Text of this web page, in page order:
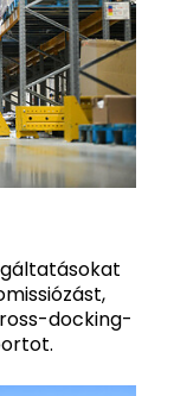
docking-